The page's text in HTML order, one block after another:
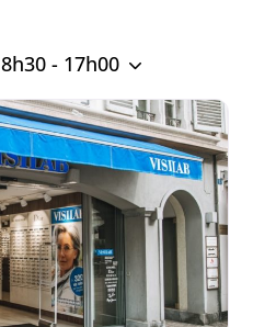
8h30 - 17h00